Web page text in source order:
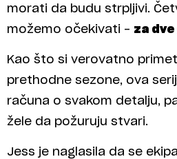
morati da budu strpljivi.
možemo očekivati – za
Kao što si verovatno
prethodne sezone, ova
računa o svakom detalju,
žele da požuruju stvari.
Jess je naglasila da se